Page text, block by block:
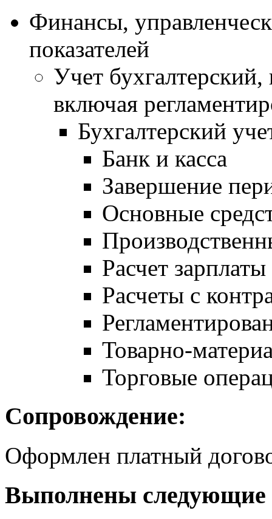
Финансы,
показателей
Учет
включая
Бухгалтерский
Банк и касса
Завершение
Основные
Расчет
Расчеты с
Товарно-
Торговые
Сопровождение:
Оформлен платный
Выполнены следующие